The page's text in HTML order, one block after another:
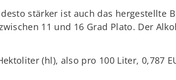
stärker ist auch das hergestellte
11 und 16 Grad Plato. Der
(hl), also pro 100 Liter, 0,787